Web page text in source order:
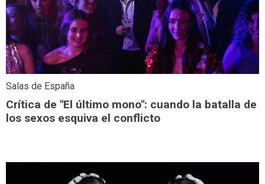
Salas de España
Crítica de "El último mono": cuando la batalla de
los sexos esquiva el conflicto